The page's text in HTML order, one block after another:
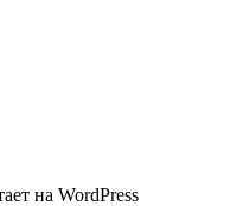
на WordPress